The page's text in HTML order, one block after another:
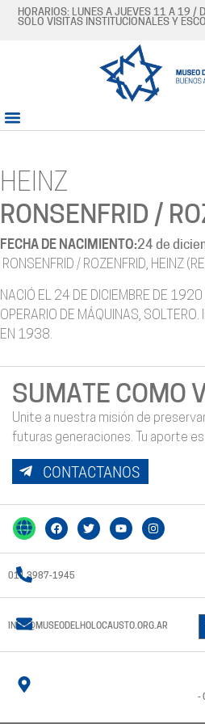
HORARIOS: LUNES A JUEVES 11 A 19 /
SÓLO VISITAS INSTITUCIONALES Y
HEINZ
RONSENFRID /
FECHA DE NACIMIENTO:24 de
RONSENFRID / ROZENFRID, HEINZ
NACIÓ EL 24 DE DICIEMBRE DE 1920
OPERARIO DE MÁQUINAS, SOLTERO.
EN 1938.
SUMATE COMO
Unite a nuestra misión de
futuras generaciones. Tu aporte
CONTACTANOS
011 3987-1945
INFO@MUSEODELHOLOCAUSTO.ORG.AR
-